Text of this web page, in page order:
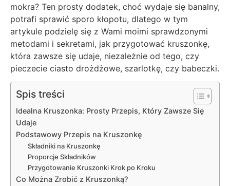
mokra? Ten prosty dodatek, choć wydaje się banalny,
potrafi sprawić sporo kłopotu, dlatego w tym
artykule podzielę się z Wami moimi sprawdzonymi
metodami i sekretami, jak przygotować kruszonkę,
która zawsze się udaje, niezależnie od tego, czy
pieczecie ciasto drożdżowe, szarlotkę, czy babeczki.
Spis treści
Idealna Kruszonka: Prosty Przepis, Który Zawsze Się
Udaje
Podstawowy Przepis na Kruszonkę
Składniki na Kruszonkę
Proporcje Składników
Przygotowanie Kruszonki Krok po Kroku
Co Można Zrobić z Kruszonką?